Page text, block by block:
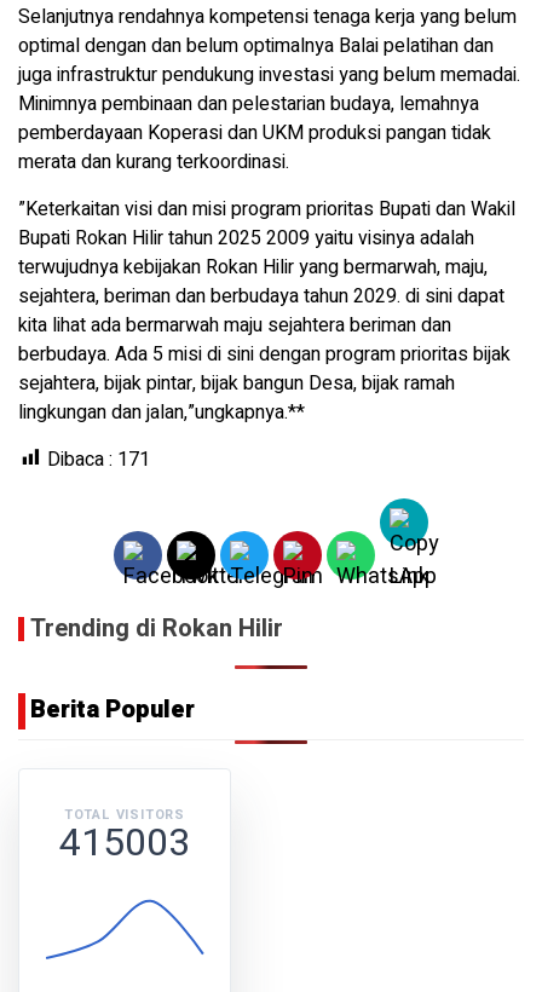
Selanjutnya rendahnya kompetensi tenaga kerja yang belum
optimal dengan dan belum optimalnya Balai pelatihan dan
juga infrastruktur pendukung investasi yang belum memadai.
Minimnya pembinaan dan pelestarian budaya, lemahnya
pemberdayaan Koperasi dan UKM produksi pangan tidak
merata dan kurang terkoordinasi.
”Keterkaitan visi dan misi program prioritas Bupati dan Wakil
Bupati Rokan Hilir tahun 2025 2009 yaitu visinya adalah
terwujudnya kebijakan Rokan Hilir yang bermarwah, maju,
sejahtera, beriman dan berbudaya tahun 2029. di sini dapat
kita lihat ada bermarwah maju sejahtera beriman dan
berbudaya. Ada 5 misi di sini dengan program prioritas bijak
sejahtera, bijak pintar, bijak bangun Desa, bijak ramah
lingkungan dan jalan,”ungkapnya.**
Dibaca : 171
Trending di Rokan Hilir
Berita Populer
TOTAL VISITORS
415003